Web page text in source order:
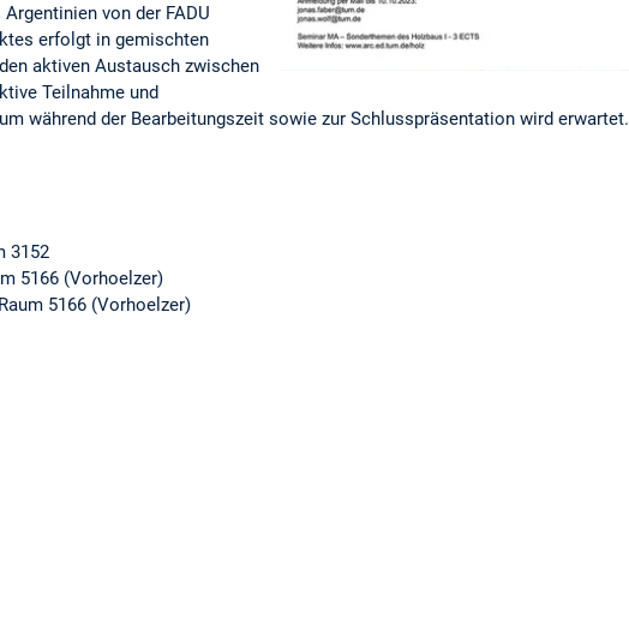
von der FADU
erfolgt in gemischten
aktiven Austausch zwischen
Teilnahme und
während der Bearbeitungszeit sowie zur Schlusspräsentation wird erwartet.
3152
5166 (Vorhoelzer)
5166 (Vorhoelzer)